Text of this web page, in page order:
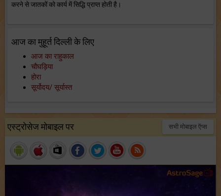
करने से जातकों को कार्य में सिद्धि प्राप्त होती है।
आज का मुहूर्त दिल्ली के लिए
आज का राहुकाल
चौघड़िया
होरा
सूर्योदय/ सूर्यास्त
एस्ट्रोसेज मोबाइल पर सभी मोबाइल ऍप्स